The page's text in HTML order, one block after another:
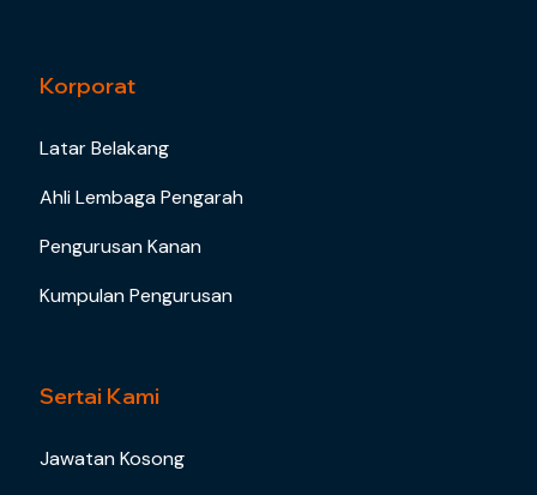
Korporat
Latar Belakang
Ahli Lembaga Pengarah
Pengurusan Kanan
Kumpulan Pengurusan
Sertai Kami
Jawatan Kosong